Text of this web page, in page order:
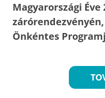
Magyarországi Éve
Önkéntes